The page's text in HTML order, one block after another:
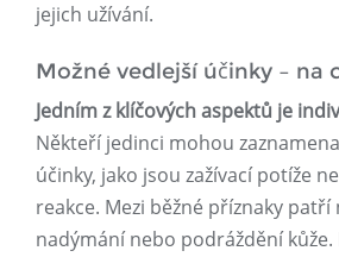
jejich užívání.
Možné vedlejší účinky – na
Jedním z klíčových aspektů je
Někteří jedinci mohou
účinky, jako jsou zažívací potíže
reakce. Mezi běžné příznaky patří
nadýmání nebo podráždění kůže.